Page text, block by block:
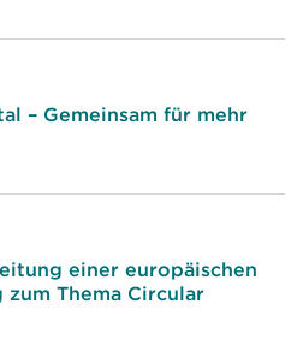
– Gemeinsam für mehr
einer europäischen
Thema Circular